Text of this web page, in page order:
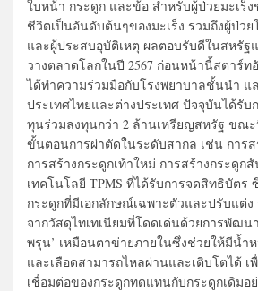
ใบหน้า กระดูก และข้อ สำหรับผู้ป่วยมะเร็ง
ชีวิตเป็นอันดับต้นๆของมะเร็ง รวมถึงผู้ป่ว
และผู้ประสบอุบัติเหตุ ผลตอบรับดีในสหรั
วางตลาดโลกในปี 2567 ก่อนหน้านี้สตาร์ท
ได้ทำความร่วมมือกับโรงพยาบาลชั้นนำ แ
ประเทศไทยและต่างประเทศ ปัจจุบันได้รั
ทุนร่วมลงทุนกว่า 2 ล้านเหรียญสหรัฐ ขณะ
ขั้นตอนการผ่าตัดในระดับสากล เช่น การส
การสร้างกระดูกเท้าใหม่ การสร้างกระดูก
เทคโนโลยี TPMS ที่ได้รับการจดสิทธิบัตร
กระดูกที่มีเอกลักษณ์เฉพาะตัวและปรับแต่
จากวัสดุไทเทเนียมที่โดดเด่นด้วยการพัฒน
พรุน’ เหมือนตาข่ายภายในซึ่งช่วยให้มีน้ำห
และเลือดสามารถไหลผ่านและเติบโตได้ เ
เชื่อมต่อของกระดูกทดแทนกับกระดูกเดิมอ